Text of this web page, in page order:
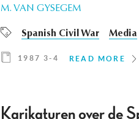
M. VAN GYSEGEM
Spanish Civil War Media
1987 3-4 READ MORE
Karikaturen over de